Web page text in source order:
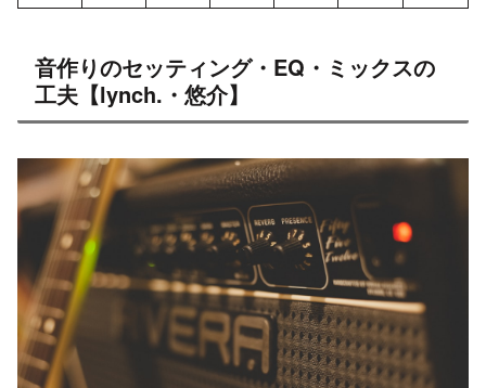
音作りのセッティング・EQ・ミックスの
工夫【lynch.・悠介】